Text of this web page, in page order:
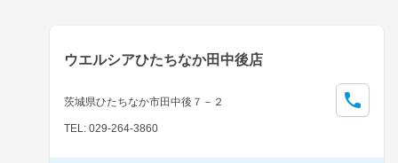
取扱店検索はこちら
ウエルシアひたちなか田中後店
茨城県ひたちなか市田中後７－２
TEL: 029-264-3860